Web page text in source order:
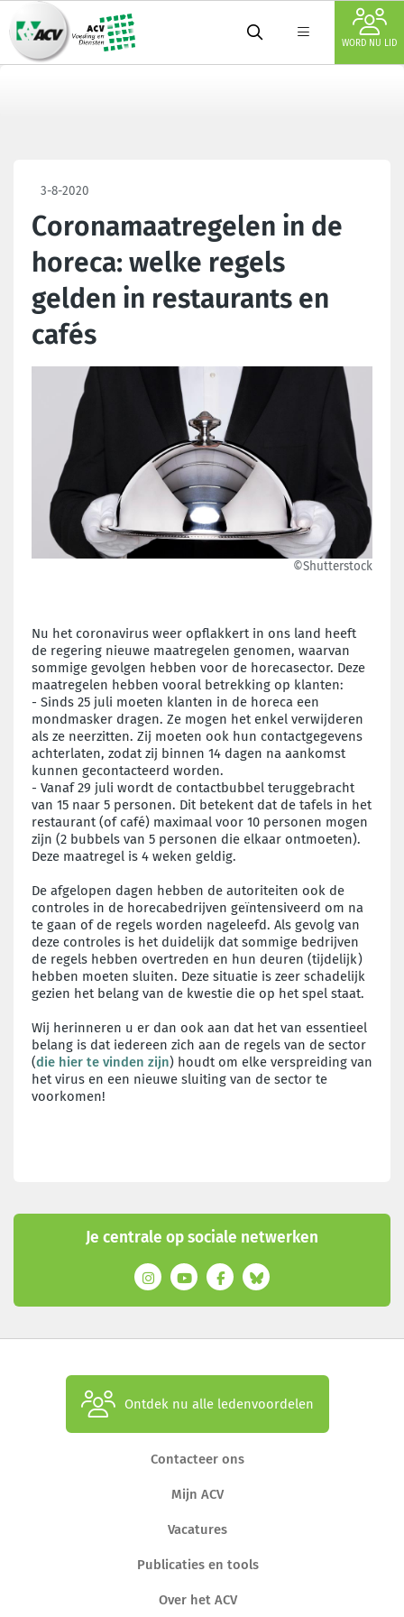
WORD NU LID
3-8-2020
Coronamaatregelen in de
horeca: welke regels
gelden in restaurants en
cafés
©Shutterstock
Nu het coronavirus weer opflakkert in ons land heeft
de regering nieuwe maatregelen genomen, waarvan
sommige gevolgen hebben voor de horecasector. Deze
maatregelen hebben vooral betrekking op klanten:
- Sinds 25 juli moeten klanten in de horeca een
mondmasker dragen. Ze mogen het enkel verwijderen
als ze neerzitten. Zij moeten ook hun contactgegevens
achterlaten, zodat zij binnen 14 dagen na aankomst
kunnen gecontacteerd worden.
- Vanaf 29 juli wordt de contactbubbel teruggebracht
van 15 naar 5 personen. Dit betekent dat de tafels in het
restaurant (of café) maximaal voor 10 personen mogen
zijn (2 bubbels van 5 personen die elkaar ontmoeten).
Deze maatregel is 4 weken geldig.
De afgelopen dagen hebben de autoriteiten ook de
controles in de horecabedrijven geïntensiveerd om na
te gaan of de regels worden nageleefd. Als gevolg van
deze controles is het duidelijk dat sommige bedrijven
de regels hebben overtreden en hun deuren (tijdelijk)
hebben moeten sluiten. Deze situatie is zeer schadelijk
gezien het belang van de kwestie die op het spel staat.
Wij herinneren u er dan ook aan dat het van essentieel
belang is dat iedereen zich aan de regels van de sector
(die hier te vinden zijn) houdt om elke verspreiding van
het virus en een nieuwe sluiting van de sector te
voorkomen!
Je centrale op sociale netwerken
Ontdek nu alle ledenvoordelen
Contacteer ons
Mijn ACV
Vacatures
Publicaties en tools
Over het ACV